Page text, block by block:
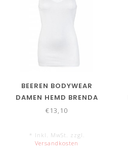
BEEREN BODYWEAR
DAMEN HEMD BRENDA
€13,10
* Inkl. MwSt. zzgl.
Versandkosten